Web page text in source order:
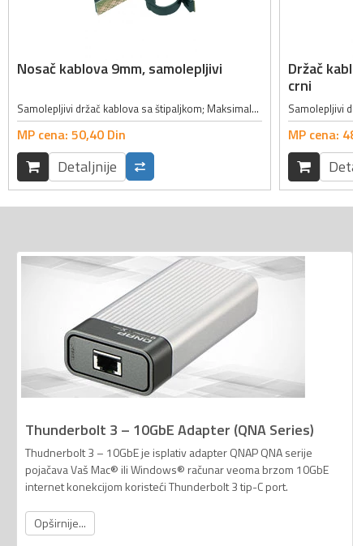
Nosač kablova 9mm, samolepljivi
Samolepljivi držač kablova sa štipaljkom; Maksimalni ukupni prečnik kablova: 9mm
MP cena: 50,40 Din
Detaljnije
Držač
crni
MP cena:
Thunderbolt 3 – 10GbE Adapter (QNA Series)
Thudnerbolt 3 – 10GbE je isplativ adapter QNAP QNA serije
pojačava Vaš Mac® ili Windows® računar veoma brzom 10GbE
internet konekcijom koristeći Thunderbolt 3 tip-C port.
Opširnije...